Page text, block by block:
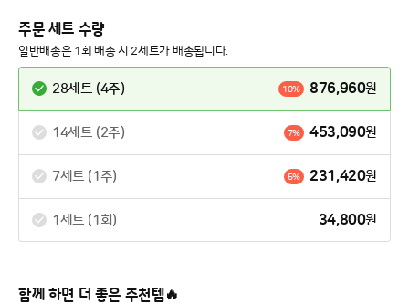
주문 세트 수량
일반배송은 1회 배송 시 2세트가 배송됩니다.
28세트 (4주) 10% 876,960원
14세트 (2주) 7% 453,090원
7세트 (1주) 5% 231,420원
1세트 (1회) 34,800원
함께 하면 더 좋은 추천템🔥